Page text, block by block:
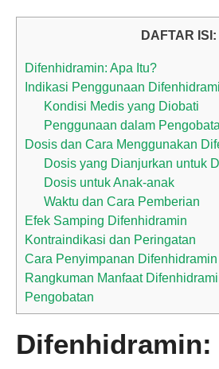
DAFTAR ISI:
Difenhidramin: Apa Itu?
Indikasi Penggunaan
Kondisi Medis yang Diobati
Penggunaan dalam
Dosis dan Cara Menggunakan
Dosis yang Dianjurkan untuk
Dosis untuk Anak-anak
Waktu dan Cara Pemberian
Efek Samping Difenhidramin
Kontraindikasi dan Peringatan
Cara Penyimpanan Difenhidramin
Rangkuman Manfaat
Pengobatan
Difenhidramin: